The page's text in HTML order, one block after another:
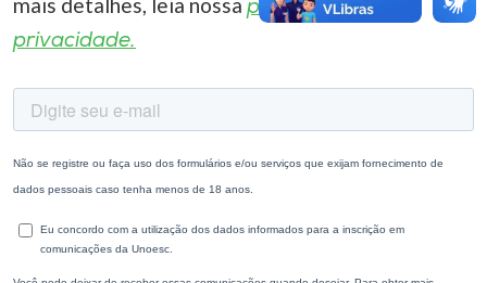
política de
privacidade.